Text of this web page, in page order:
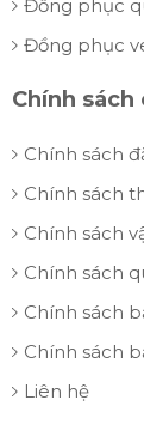
Đồng phục
Đồng phục
Chính sách
Chính sách
Chính sách
Chính sách
Chính sách
Chính sách
Chính sách
Liên hệ